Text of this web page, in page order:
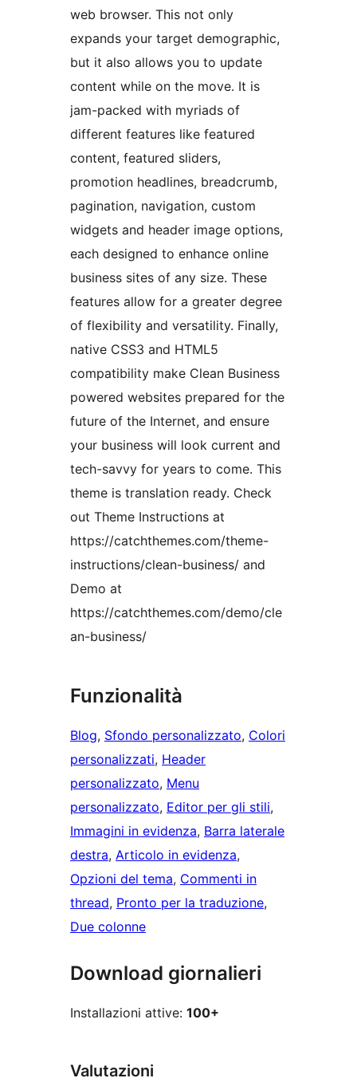
web browser. This not only
expands your target demographic,
but it also allows you to update
content while on the move. It is
jam-packed with myriads of
different features like featured
content, featured sliders,
promotion headlines, breadcrumb,
pagination, navigation, custom
widgets and header image options,
each designed to enhance online
business sites of any size. These
features allow for a greater degree
of flexibility and versatility. Finally,
native CSS3 and HTML5
compatibility make Clean Business
powered websites prepared for the
future of the Internet, and ensure
your business will look current and
tech-savvy for years to come. This
theme is translation ready. Check
out Theme Instructions at
https://catchthemes.com/theme-
instructions/clean-business/ and
Demo at
https://catchthemes.com/demo/cle
an-business/
Funzionalità
Blog, Sfondo personalizzato, Colori
personalizzati, Header
personalizzato, Menu
personalizzato, Editor per gli stili
Immagini in evidenza, Barra laterale
destra, Articolo in evidenza
Opzioni del tema, Commenti in
thread, Pronto per la traduzione
Due colonne
Download giornalieri
Installazioni attive: 100+
Valutazioni